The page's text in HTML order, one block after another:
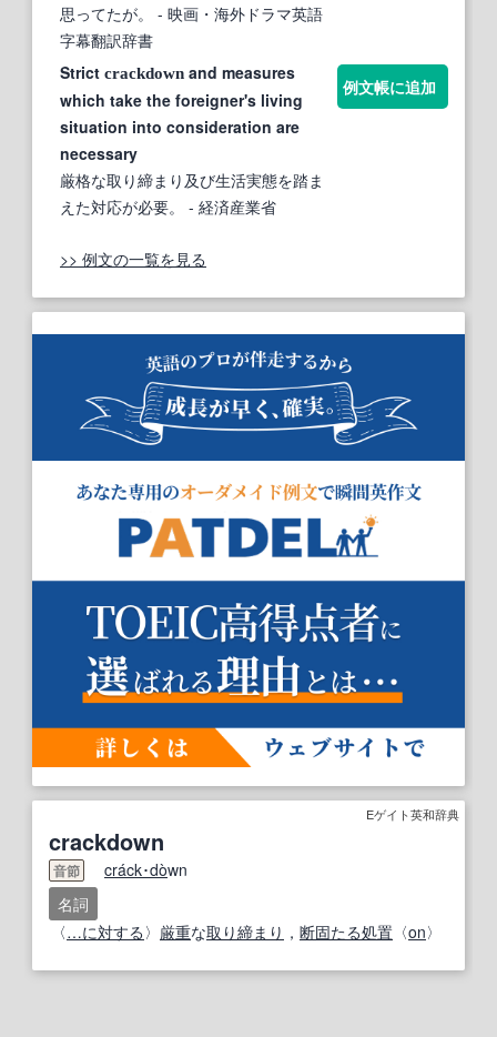
思ってたが。
- 映画・海外ドラマ英語
字幕翻訳辞書
Strict crackdown and measures
which take the foreigner's living
situation into consideration are
necessary
厳格な取り締まり及び生活実態を踏ま
えた対応が必要。
- 経済産業省
例文帳に追加
>> 例文の一覧を見る
Eゲイト英和辞典
crackdown
音節 crack･dòwn
名詞
〈…に対する 〉 厳重な取り締まり ， 断固たる処置 〈on〉